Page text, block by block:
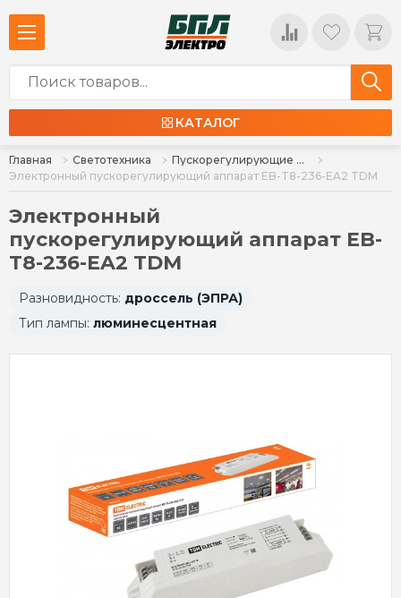
КАТАЛОГ
Главная Светотехника
Пускорегулирующие аппараты, БАП, блоки защиты галогенных ламп
Электронный пускорегулирующий аппарат EB-T8-236-EA2 TDM
Электронный
пускорегулирующий аппарат EB-
T8-236-EA2 TDM
Разновидность: дроссель (ЭПРА)
Тип лампы: люминесцентная